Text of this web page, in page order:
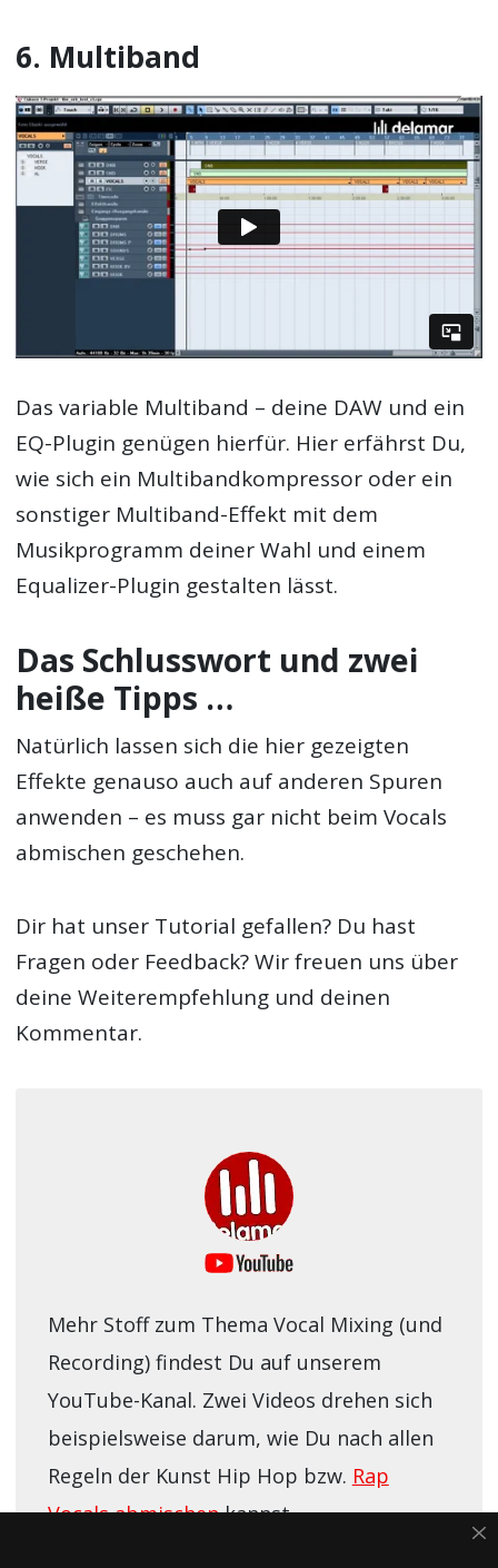
6. Multiband
Das variable Multiband – deine DAW und ein
EQ-Plugin genügen hierfür. Hier erfährst Du,
wie sich ein Multibandkompressor oder ein
sonstiger Multiband-Effekt mit dem
Musikprogramm deiner Wahl und einem
Equalizer-Plugin gestalten lässt.
Das Schlusswort und zwei
heiße Tipps …
Natürlich lassen sich die hier gezeigten
Effekte genauso auch auf anderen Spuren
anwenden – es muss gar nicht beim Vocals
abmischen geschehen.
Dir hat unser Tutorial gefallen? Du hast
Fragen oder Feedback? Wir freuen uns über
deine Weiterempfehlung und deinen
Kommentar.
Mehr Stoff zum Thema Vocal Mixing (und
Recording) findest Du auf unserem
YouTube-Kanal. Zwei Videos drehen sich
beispielsweise darum, wie Du nach allen
Regeln der Kunst Hip Hop bzw. Rap
Vocals abmischenkannst.